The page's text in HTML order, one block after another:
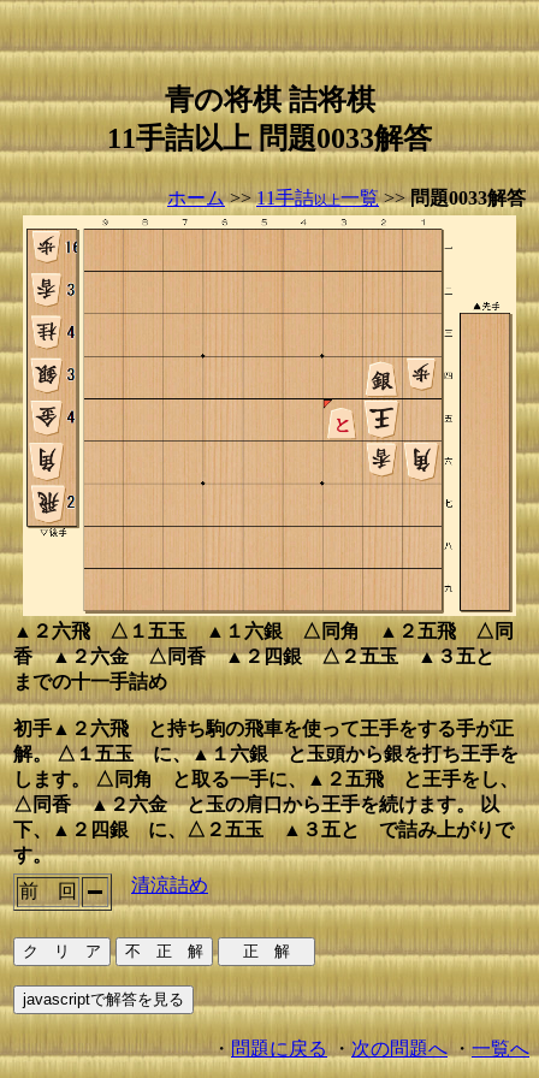
青の将棋 詰将棋
11手詰以上 問題0033解答
ホーム>>11手詰以上一覧>>問題0033解答
▲２六飛 △１五玉 ▲１六銀 △同角 ▲２五飛 △同
香 ▲２六金 △同香 ▲２四銀 △２五玉 ▲３五と
までの十一手詰め
初手▲２六飛 と持ち駒の飛車を使って王手をする手が正
解。 △１五玉 に、▲１六銀 と玉頭から銀を打ち王手を
します。 △同角 と取る一手に、▲２五飛 と王手をし、
△同香 ▲２六金 と玉の肩口から王手を続けます。 以
下、▲２四銀 に、△２五玉 ▲３五と で詰み上がりで
す。
前 回
清涼詰め
・ 問題に戻る・ 次の問題へ・ 一覧へ